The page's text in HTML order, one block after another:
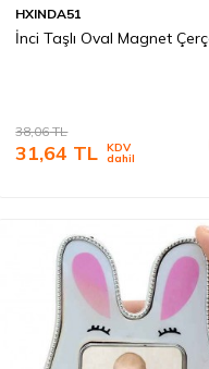
HXINDA51
İnci Taşlı Oval Magnet
38,06TL
31,64 TL KDV
dahil